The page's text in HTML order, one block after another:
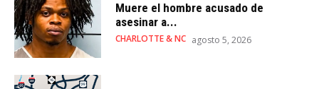
Muere el hombre acusado de
asesinar a...
CHARLOTTE & NC agosto 5, 2026